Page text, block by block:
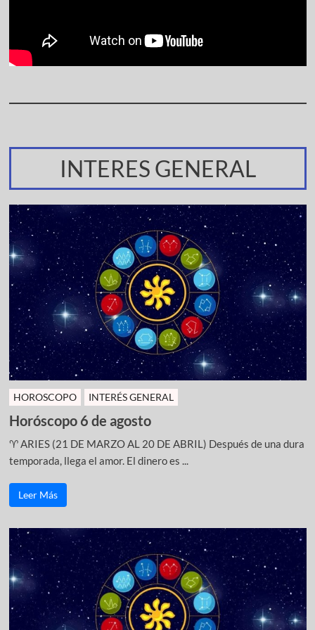
INTERES GENERAL
HOROSCOPO INTERÉS GENERAL
Horóscopo 6 de agosto
♈ ARIES (21 DE MARZO AL 20 DE ABRIL) Después de una dura
temporada, llega el amor. El dinero es ...
Leer Más